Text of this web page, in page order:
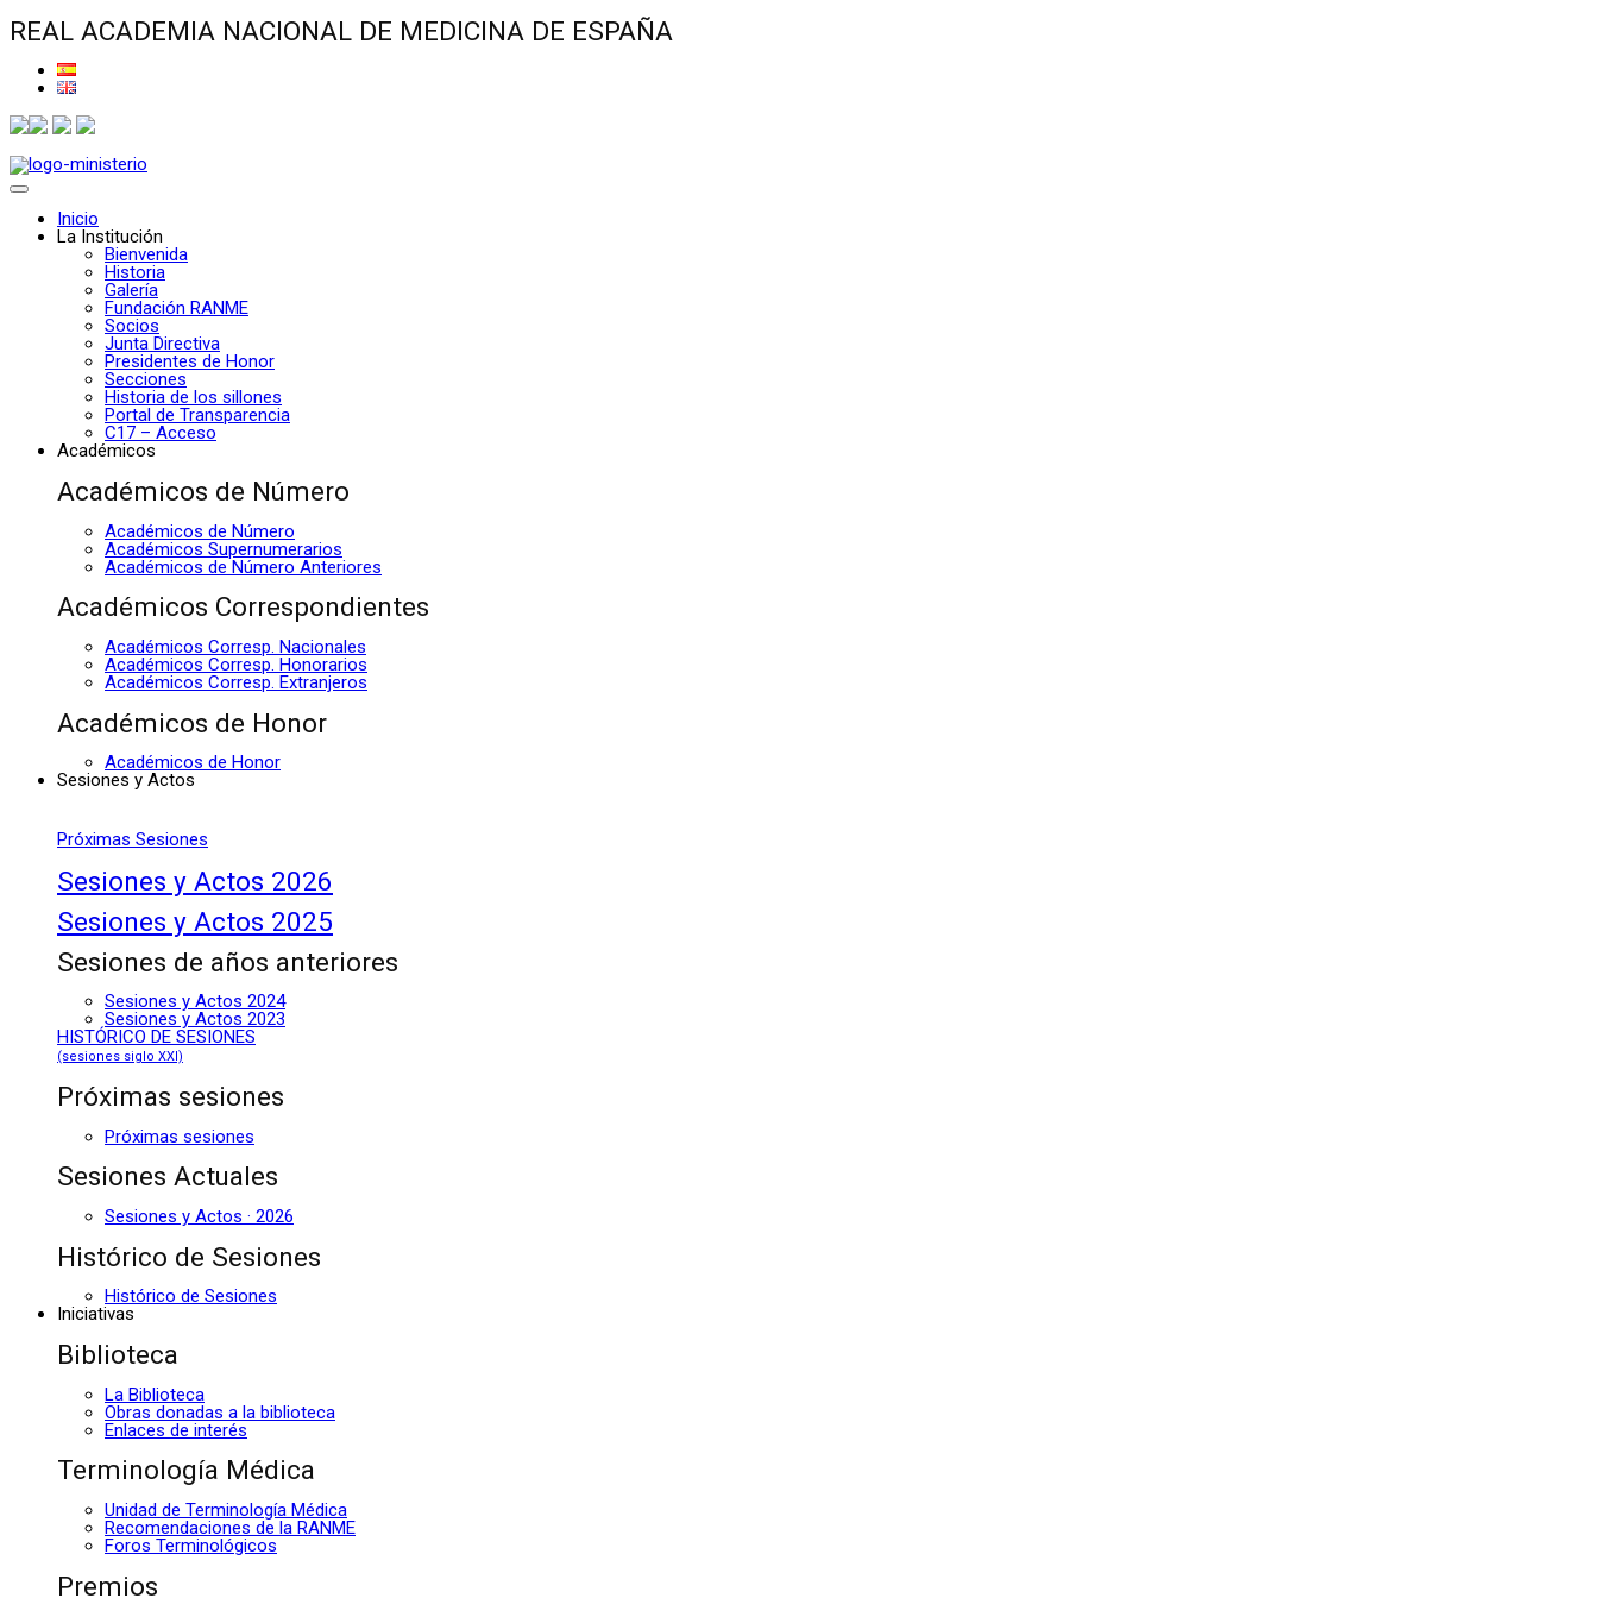
REAL ACADEMIA NACIONAL DE MEDICINA DE ESPAÑA
Inicio
La Institución
Bienvenida
Historia
Galería
Fundación RANME
Socios
Junta Directiva
Presidentes de Honor
Secciones
Historia de los sillones
Portal de Transparencia
C17 – Acceso
Académicos
Académicos de Número
Académicos de Número
Académicos Supernumerarios
Académicos de Número Anteriores
Académicos Correspondientes
Académicos Corresp. Nacionales
Académicos Corresp. Honorarios
Académicos Corresp. Extranjeros
Académicos de Honor
Académicos de Honor
Sesiones y Actos
Próximas Sesiones
Sesiones y Actos 2026
Sesiones y Actos 2025
Sesiones de años anteriores
Sesiones y Actos 2024
Sesiones y Actos 2023
HISTÓRICO DE SESIONES
(sesiones siglo XXI)
Próximas sesiones
Próximas sesiones
Sesiones Actuales
Sesiones y Actos · 2026
Histórico de Sesiones
Histórico de Sesiones
Iniciativas
Biblioteca
La Biblioteca
Obras donadas a la biblioteca
Enlaces de interés
Terminología Médica
Unidad de Terminología Médica
Recomendaciones de la RANME
Foros Terminológicos
Premios